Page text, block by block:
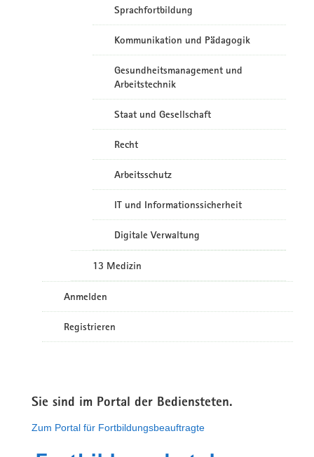
Sprachfortbildung
Kommunikation und Pädagogik
Gesundheitsmanagement und
Arbeitstechnik
Staat und Gesellschaft
Recht
Arbeitsschutz
IT und Informationssicherheit
Digitale Verwaltung
13 Medizin
Anmelden
Registrieren
Sie sind im Portal der Bediensteten.
Zum Portal für Fortbildungsbeauftragte